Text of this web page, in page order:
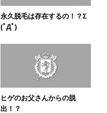
永久脱毛は存在するの！？Σ
(ﾟДﾟ)
ヒゲのお父さんからの脱
出！？